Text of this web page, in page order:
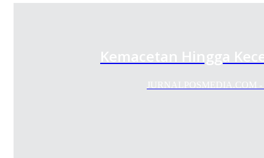
Kemacetan Hingga
JURNALPOSMEDIA.COM -